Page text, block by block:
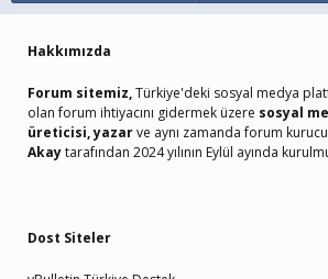
Hakkımızda
Forum sitemiz,Türkiye'deki sosyal medya
olan forum ihtiyacını gidermek üzere sosyal
üreticisi, yazarve aynı zamanda forum
Akaytarafından 2024 yılının Eylül ayında
Dost Siteler